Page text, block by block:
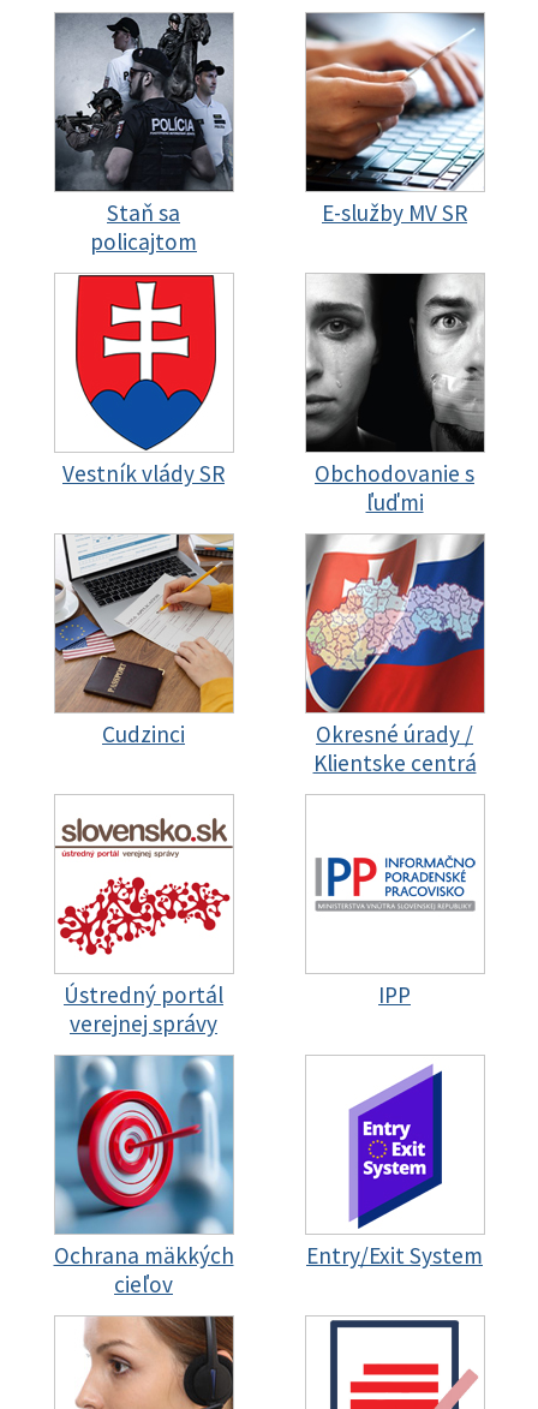
Staň sa
policajtom
E-služby MV SR
Vestník vlády SR
Obchodovanie s
ľuďmi
Cudzinci
Okresné úrady /
Klientske centrá
Ústredný portál
verejnej správy
IPP
Ochrana mäkkých
cieľov
Entry/Exit System